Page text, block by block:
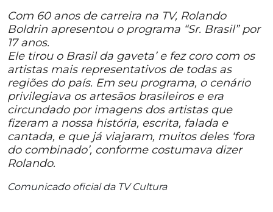
Com 60 anos de carreira na TV, Rolando
Boldrin apresentou o programa “Sr. Brasil” por
17 anos.
Ele tirou o Brasil da gaveta’ e fez coro com os
artistas mais representativos de todas as
regiões do país. Em seu programa, o cenário
privilegiava os artesãos brasileiros e era
circundado por imagens dos artistas que
fizeram a nossa história, escrita, falada e
cantada, e que já viajaram, muitos deles ‘fora
do combinado’, conforme costumava dizer
Rolando.
Comunicado oficial da TV Cultura